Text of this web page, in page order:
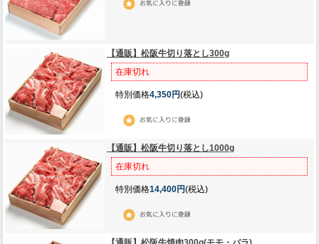
【通販】松阪牛切り落とし300g
在庫切れ
特別価格4,350円(税込)
【通販】松阪牛切り落とし1000g
在庫切れ
特別価格14,400円(税込)